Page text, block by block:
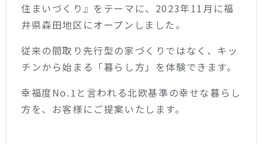
住まいづくり』をテーマに、2023年11月に福
井県森田地区にオープンしました。
従来の間取り先行型の家づくりではなく、キッ
チンから始まる「暮らし方」を体験できます。
幸福度No.1と言われる北欧基準の幸せな暮らし
方を、お客様にご提案いたします。